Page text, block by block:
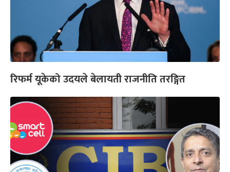
रिफर्म यूकेको उदयले बेलायती राजनीति तरङ्गित